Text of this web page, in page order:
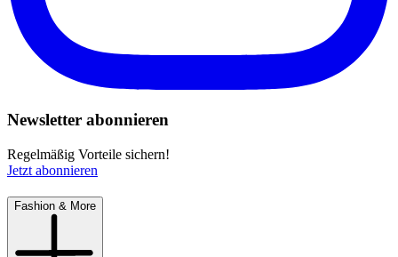
Newsletter abonnieren
Regelmäßig Vorteile sichern!
Jetzt abonnieren
Fashion & More